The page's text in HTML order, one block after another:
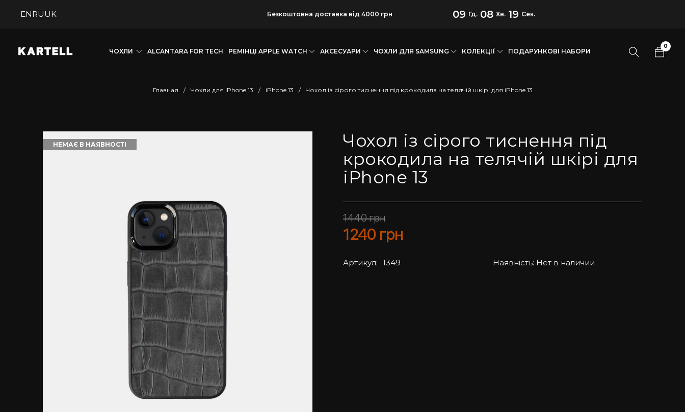
ENRUUK Безкоштовна доставка від 4000 грн 09 Гд. 08 Хв. 18 Сек.
ЧОХЛИ ALCANTARA FOR TECH РЕМІНЦІ APPLE WATCH АКСЕСУАРИ ЧОХЛИ ДЛЯ SAMSUNG КОЛЕКЦІЇ ПОДАРУНКОВІ НАБОРИ
0
Главная / Чохли для iPhone 13 / iPhone 13 / Чохол із сірого тиснення під крокодила на телячій шкірі для iPhone 13
НЕМАЄ В НАЯВНОСТІ
Чохол із сірого тиснення під
крокодила на телячій шкірі для
iPhone 13
1440грн
1240 грн
Артикул: 1349 Наявність: Нет в наличии